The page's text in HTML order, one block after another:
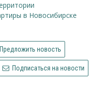
в Новосибирске
Предложить новость
Подписаться на новости